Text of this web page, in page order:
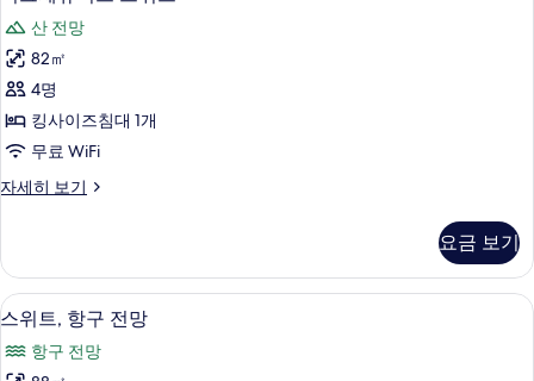
전
망
사
진
모
두
대
2
개,
구
전
망
자
세
그
제
큐
티
브
스
위
사
진
모
두
산 전망
82㎡
4명
킹사이즈침대 1개
무료 WiFi
자세히 보기
이
티
브
스
트
요금 보기
스
트,
스위트, 항구 전망 | 고급 침구, 미니바,
5
스위트, 항구 전망
항구 전망